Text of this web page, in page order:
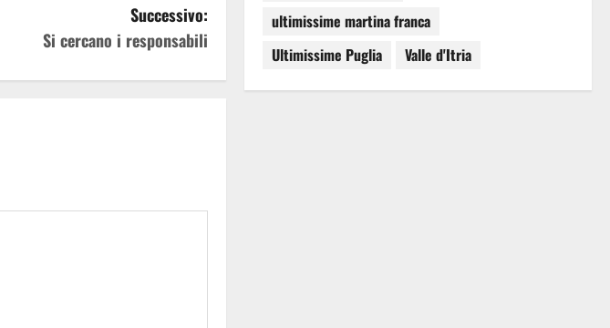
Successivo:
Si cercano i responsabili
ultimissime martina franca
Ultimissime Puglia
Valle d'Itria